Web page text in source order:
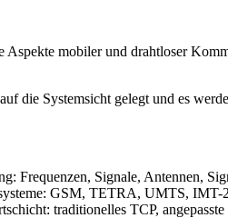
mobiler und drahtloser
die Systemsicht gelegt und es
Frequenzen, Signale, Antennen,
GSM, TETRA, UMTS, IMT-
traditionelles TCP,